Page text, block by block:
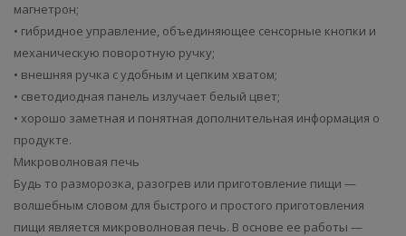
магнетрон;
• гибридное управление, объединяющее сенсорные кнопки и
механическую поворотную ручку;
• внешняя ручка с удобным и цепким хватом;
• светодиодная панель излучает белый цвет;
• хорошо заметная и понятная дополнительная информация о
продукте.
Микроволновая печь
Будь то разморозка, разогрев или приготовление пищи —
волшебным словом для быстрого и простого приготовления
пищи является микроволновая печь. В основе ее работы —